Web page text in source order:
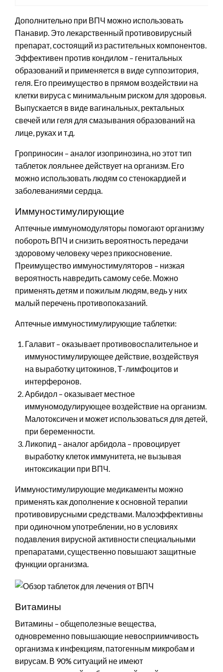
Дополнительно при ВПЧ можно использовать
Панавир. Это лекарственный противовирусный
препарат, состоящий из растительных компонентов.
Эффективен против кондилом – генитальных
образований и применяется в виде суппозитория,
геля. Его преимущество в прямом воздействии на
клетки вируса с минимальным риском для здоровья.
Выпускается в виде вагинальных, ректальных
свечей или геля для смазывания образований на
лице, руках и т.д.
Гроприносин – аналог изопринозина, но этот тип
таблеток лояльнее действует на организм. Его
можно использовать людям со стенокардией и
заболеваниями сердца.
Иммуностимулирующие
Аптечные иммуномодуляторы помогают организму
побороть ВПЧ и снизить вероятность передачи
здоровому человеку через прикосновение.
Преимущество иммуностимуляторов – низкая
вероятность навредить самому себе. Можно
применять детям и пожилым людям, ведь у них
малый перечень противопоказаний.
Аптечные иммуностимулирующие таблетки:
Галавит – оказывает противовоспалительное и
иммуностимулирующее действие, воздействуя
на выработку цитокинов, Т-лимфоцитов и
интерферонов.
Арбидол – оказывает местное
иммуномодулирующее воздействие на организм.
Малотоксичен и может использоваться для детей,
при беременности.
Ликопид – аналог арбидола – провоцирует
выработку клеток иммунитета, не вызывая
интоксикации при ВПЧ.
Иммуностимулирующие медикаменты можно
применять как дополнение к основной терапии
противовирусными средствами. Малоэффективны
при одиночном употреблении, но в условиях
подавления вирусной активности специальными
препаратами, существенно повышают защитные
функции организма.
Витамины
Витамины – общеполезные вещества,
одновременно повышающие невосприимчивость
организма к инфекциям, патогенным микробам и
вирусам. В 90% ситуаций не имеют